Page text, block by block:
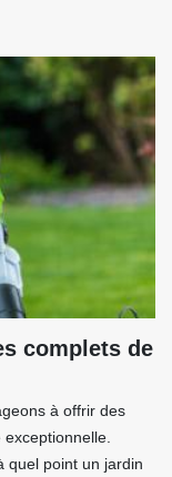
complets de
à offrir des
quel point un jardin